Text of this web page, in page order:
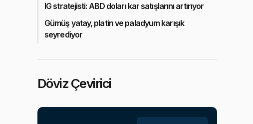
IG stratejisti: ABD doları kar satışlarını artırıyor
Gümüş yatay, platin ve paladyum karışık
seyrediyor
Döviz Çevirici